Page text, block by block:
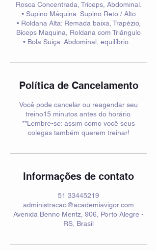
Rosca Concentrada, Tríceps, Abdominal.
• Supino Máquina: Supino Reto / Alto
• Roldana Alta: Remada baixa, Trapézio,
Bíceps Maquina, Roldana com Triângulo
• Bola Suiça: Abdominal, equilíbrio...
Política de Cancelamento
Você pode cancelar ou reagendar seu
treino15 minutos antes do horário.
**Lembre-se: assim como você seus
colegas também querem treinar!
Informações de contato
51 33445219
administracao@academiavigor.com
Avenida Benno Mentz, 906, Porto Alegre -
RS, Brasil